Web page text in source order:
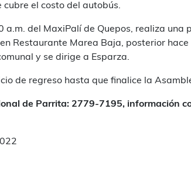
el costo del autobús.
a.m. del MaxiPalí de Quepos, realiza una
Restaurante Marea Baja, posterior
y se dirige a Esparza.
de regreso hasta que finalice la
de Parrita: 2779-7195, información